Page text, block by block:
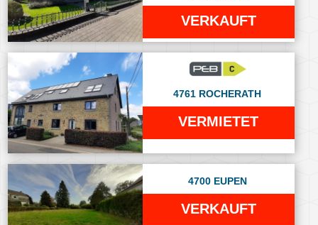
VERKAUFT
4761 ROCHERATH
VERMIETET
4700 EUPEN
VERKAUFT